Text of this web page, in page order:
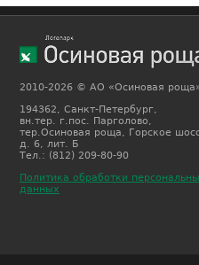
2010-2026 © АО «Осиновая
194362, Санкт-Петербург,
вн.тер. г.пос. Парголово,
тер.Осиновая роща, Горское
д. 6, лит. Б
Тел.: (812) 209-80-90
Политика обработки
данных